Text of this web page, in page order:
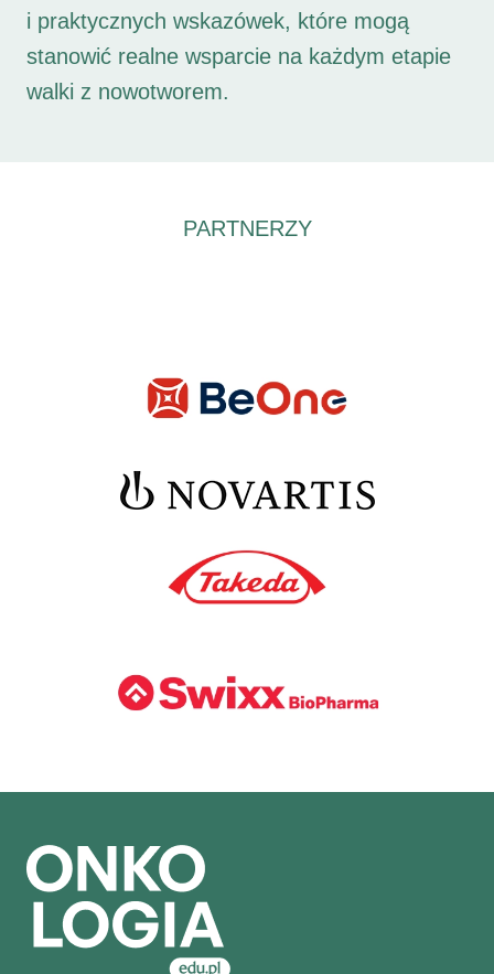
i praktycznych wskazówek, które mogą
stanowić realne wsparcie na każdym etapie
walki z nowotworem.
PARTNERZY